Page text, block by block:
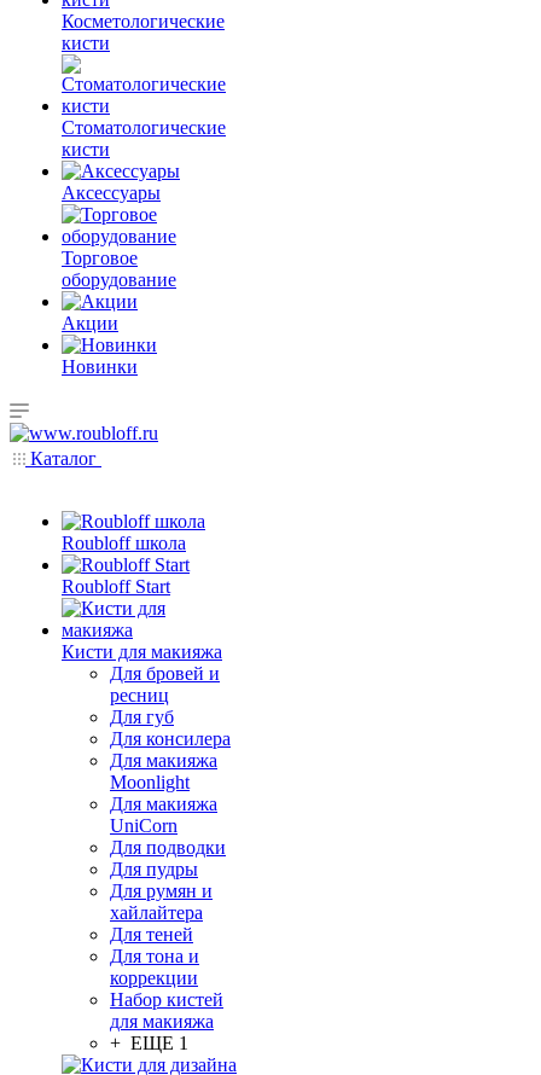
Косметологические
кисти
Стоматологические
кисти
Аксессуары
Торговое
оборудование
Акции
Новинки
Каталог
Roubloff школа
Roubloff Start
Кисти для макияжа
Для бровей и
ресниц
Для губ
Для консилера
Для макияжа
Moonlight
Для макияжа
UniCorn
Для подводки
Для пудры
Для румян и
хайлайтера
Для теней
Для тона и
коррекции
Набор кистей
для макияжа
+ ЕЩЕ 1